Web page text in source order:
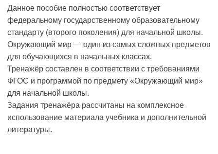
Данное пособие полностью соответствует
федеральному государственному образовательному
стандарту (второго поколения) для начальной школы.
Окружающий мир — один из самых сложных предметов
для обучающихся в начальных классах.
Тренажёр составлен в соответствии с требованиями
ФГОС и программой по предмету «Окружающий мир»
для начальной школы.
Задания тренажёра рассчитаны на комплексное
использование материала учебника и дополнительной
литературы.